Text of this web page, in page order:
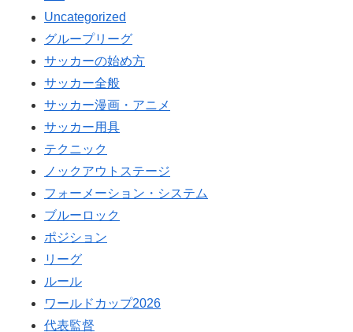
Uncategorized
グループリーグ
サッカーの始め方
サッカー全般
サッカー漫画・アニメ
サッカー用具
テクニック
ノックアウトステージ
フォーメーション・システム
ブルーロック
ポジション
リーグ
ルール
ワールドカップ2026
代表監督